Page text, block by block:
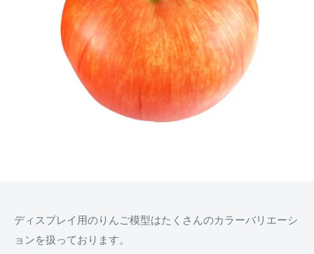
ディスプレイ用のりんご模型はたくさんのカラーバリエーシ
ョンを扱っております。